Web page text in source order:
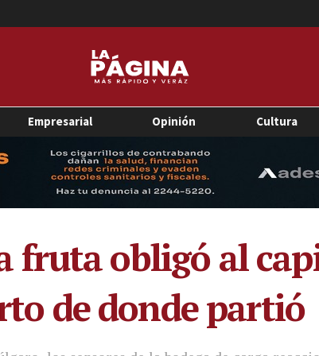
Empresarial Opinión Cultura
fruta obligó al
de donde partió